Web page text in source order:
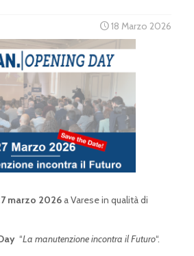
18 Marzo 2026
marzo 2026a Varese in qualità di
“La manutenzione incontra il Futuro“.